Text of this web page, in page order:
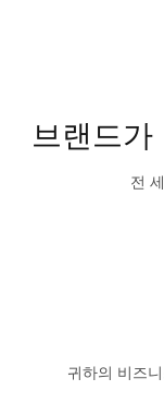
브랜드가
전
귀하의 비즈